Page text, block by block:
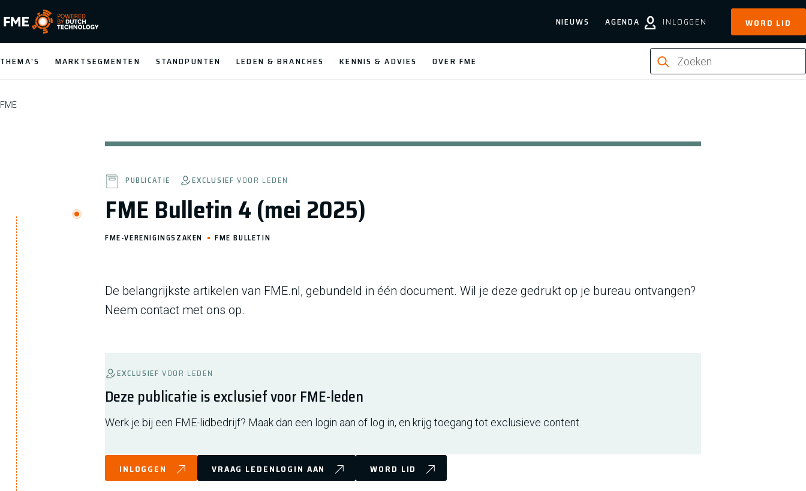
FME Logo, to the homepage
NIEUWS AGENDA INLOGGEN WORD LID
THEMA'S MARKTSEGMENTEN STANDPUNTEN LEDEN & BRANCHES KENNIS & ADVIES OVER FME
FME
FME Bulletin 4 (mei 2025)
PUBLICATIE EXCLUSIEF VOOR LEDEN
FME-VERENIGINGSZAKEN FME BULLETIN
De belangrijkste artikelen van FME.nl, gebundeld in één document. Wil je deze gedrukt op je bureau ontvangen?
Neem contact met ons op.
EXCLUSIEF VOOR LEDEN
Deze publicatie is exclusief voor FME-leden
Werk je bij een FME-lidbedrijf? Maak dan een login aan of log in, en krijg toegang tot exclusieve content.
INLOGGEN VRAAG LEDENLOGIN AAN WORD LID